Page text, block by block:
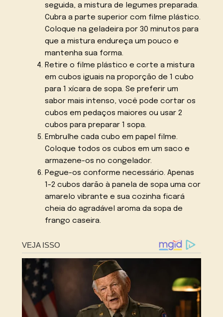
seguida, a mistura de legumes preparada.
Cubra a parte superior com filme plástico.
Coloque na geladeira por 30 minutos para
que a mistura endureça um pouco e
mantenha sua forma.
Retire o filme plástico e corte a mistura
em cubos iguais na proporção de 1 cubo
para 1 xícara de sopa. Se preferir um
sabor mais intenso, você pode cortar os
cubos em pedaços maiores ou usar 2
cubos para preparar 1 sopa.
Embrulhe cada cubo em papel filme.
Coloque todos os cubos em um saco e
armazene-os no congelador.
Pegue-os conforme necessário. Apenas
1-2 cubos darão à panela de sopa uma cor
amarelo vibrante e sua cozinha ficará
cheia do agradável aroma da sopa de
frango caseira.